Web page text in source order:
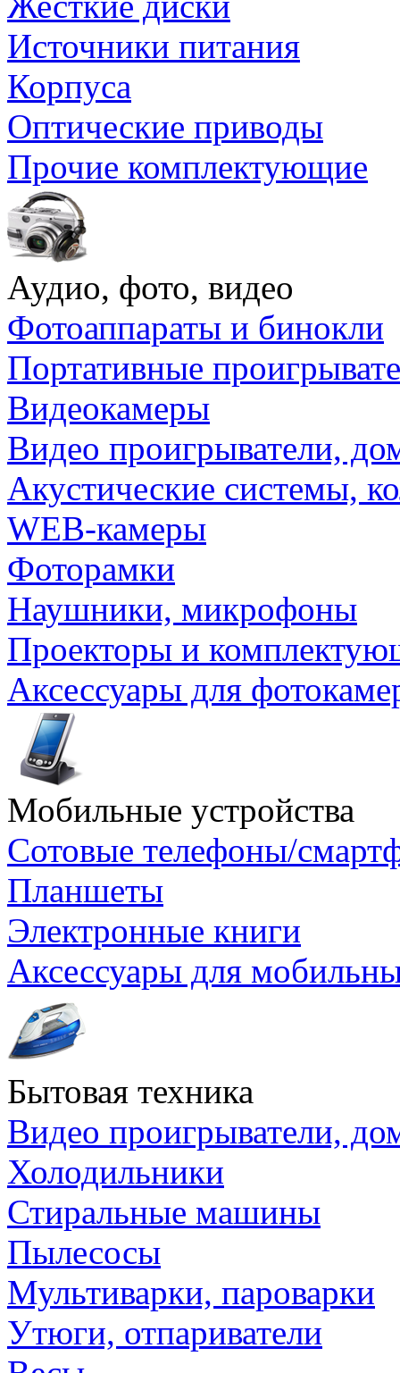
Источники питания
Корпуса
Оптические приводы
Прочие комплектующие
Аудио, фото, видео
Фотоаппараты и бинокли
Портативные
Видеокамеры
Видео проигрыватели,
Акустические системы,
WEB-камеры
Фоторамки
Наушники, микрофоны
Проекторы и
Аксессуары для
Мобильные устройства
Сотовые телефоны/
Планшеты
Электронные книги
Аксессуары для
Бытовая техника
Видео проигрыватели,
Холодильники
Стиральные машины
Пылесосы
Мультиварки, пароварки
Утюги, отпариватели